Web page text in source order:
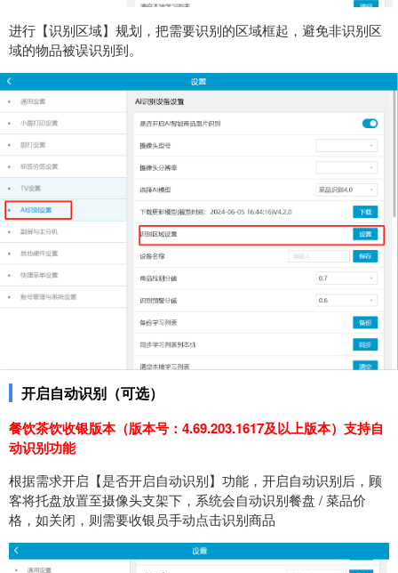
进行【识别区域】规划，把需要识别的区域框起，避免非识别区
域的物品被误识别到。
开启自动识别 （可选）
餐饮茶饮收银版本（版本号： 4.69.203.1617及以上版本） 支持自
动识别功能
根据需求开启【是否开启自动识别】功能，开启自动识别后，顾
客将托盘放置至摄像头支架下，系统会自动识别餐盘 / 菜品价
格，如关闭，则需要收银员手动点击识别商品